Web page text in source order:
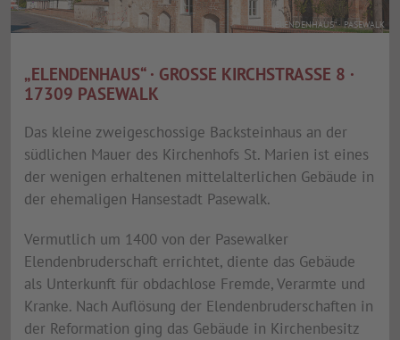
„ELENDENHAUS“ · PASEWALK
„ELENDENHAUS“ · GROSSE KIRCHSTRASSE 8 · 17
309 PASEWALK
Das kleine zweigeschossige Backsteinhaus an der
südlichen Mauer des Kirchenhofs St. Marien ist eines
der wenigen erhaltenen mittelalterlichen Gebäude in
der ehemaligen Hansestadt Pasewalk.
Vermutlich um 1400 von der Pasewalker
Elendenbruderschaft errichtet, diente das Gebäude
als Unterkunft für obdachlose Fremde, Verarmte und
Kranke. Nach Auflösung der Elendenbruderschaften in
der Reformation ging das Gebäude in Kirchenbesitz